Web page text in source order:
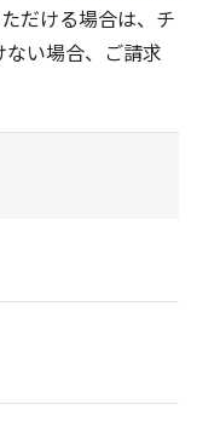
だける場合は、チ
い場合、ご請求